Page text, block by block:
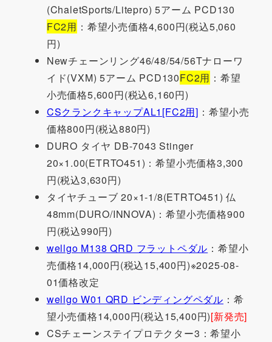
(ChaletSports/Litepro) 5アーム PCD130
FC2用 ：希望小売価格4,600円(税込5,060
円)
Newチェーンリング46/48/54/56Tナローワ
イド(VXM) 5アーム PCD130FC2用 ：希望
小売価格5,600円(税込6,160円)
CSクランクキャップAL1[FC2用] ：希望小売
価格800円(税込880円)
DURO タイヤ DB-7043 Stinger
20×1.00(ETRTO451)：希望小売価格3,300
円(税込3,630円)
タイヤチューブ 20×1-1/8(ETRTO451) 仏
48mm(DURO/INNOVA)：希望小売価格900
円(税込990円)
wellgo M138 QRD フラットペダル ：希望小
売価格14,000円(税込15,400円)※2025-08-
01価格改定
wellgo W01 QRD ビンディングペダル ：希
望小売価格14,000円(税込15,400円)[新発売]
CSチェーンステイプロテクター3：希望小